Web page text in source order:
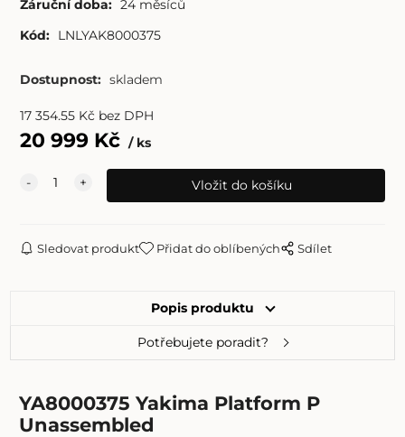
Záruční doba: 24 měsíců
Kód: LNLYAK8000375
Dostupnost: skladem
17 354.55Kč bez DPH
20 999Kč ks
Sledovat produkt Přidat do oblíbených Sdílet
Popis produktu
Potřebujete poradit?
YA8000375 Yakima Platform P
Unassembled